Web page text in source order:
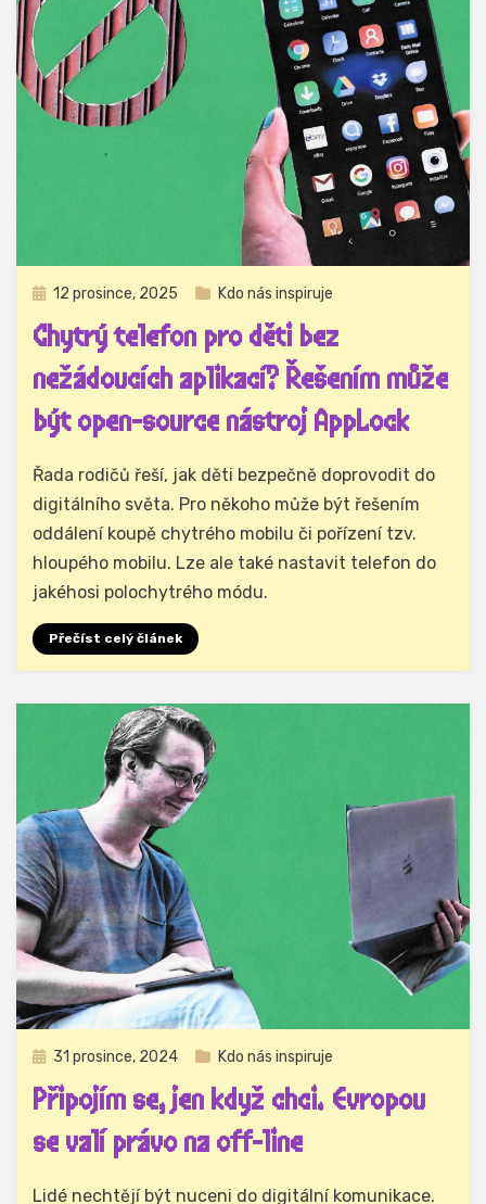
Zveřejněno
12 prosince, 2025 Kdo nás inspiruje
Chytrý telefon pro děti bez
nežádoucích aplikací? Řešením může
být open-source nástroj AppLock
Autor Hynek Trojánek
Řada rodičů řeší, jak děti bezpečně doprovodit do
digitálního světa. Pro někoho může být řešením
oddálení koupě chytrého mobilu či pořízení tzv.
hloupého mobilu. Lze ale také nastavit telefon do
jakéhosi polochytrého módu.
Přečíst celý článek
Zveřejněno
31 prosince, 2024 Kdo nás inspiruje
Připojím se, jen když chci. Evropou
se valí právo na off-line
Autor Hynek Trojánek
Lidé nechtějí být nuceni do digitální komunikace.